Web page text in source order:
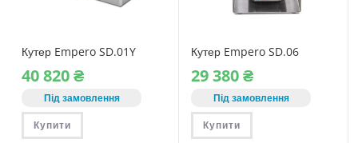
Кутер Empero SD.01Y
40‎ 820₴
Під замовлення
Купити
Кутер Empero SD.06
29‎ 380₴
Під замовлення
Купити